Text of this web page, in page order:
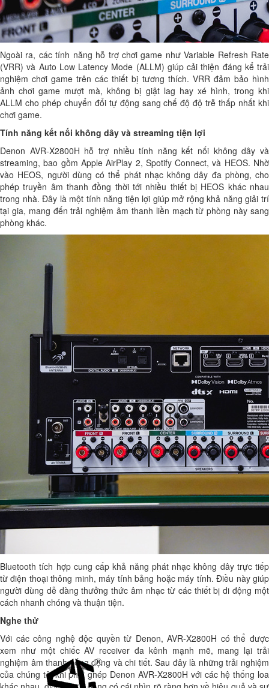
Ngoài ra, các tính năng hỗ trợ chơi game như Variable Refresh Rate
(VRR) và Auto Low Latency Mode (ALLM) giúp cải thiện đáng kể trải
nghiệm chơi game trên các thiết bị tương thích. VRR đảm bảo hình
ảnh chơi game mượt mà, không bị giật lag hay xé hình, trong khi
ALLM cho phép chuyển đổi tự động sang chế độ độ trễ thấp nhất khi
chơi game.
Tính năng kết nối không dây và streaming tiện lợi
Denon AVR-X2800H hỗ trợ nhiều tính năng kết nối không dây và
streaming, bao gồm Apple AirPlay 2, Spotify Connect, và HEOS. Nhờ
vào HEOS, người dùng có thể phát nhạc không dây đa phòng, cho
phép truyền âm thanh đồng thời tới nhiều thiết bị HEOS khác nhau
trong nhà. Đây là một tính năng tiện lợi giúp mở rộng khả năng giải trí
tại gia, mang đến trải nghiệm âm thanh liền mạch từ phòng này sang
phòng khác.
Bluetooth tích hợp cung cấp khả năng phát nhạc không dây trực tiếp
từ điện thoại thông minh, máy tính bảng hoặc máy tính. Điều này giúp
người dùng dễ dàng thưởng thức âm nhạc từ các thiết bị di động một
cách nhanh chóng và thuận tiện.
Nghe thử
Với các công nghệ độc quyền từ Denon, AVR-X2800H có thể được
xem như một chiếc AV receiver đa kênh mạnh mẽ, mang lại trải
nghiệm âm thanh sống động và chi tiết. Sau đây là những trải nghiệm
của chúng tôi khi phối ghép Denon AVR-X2800H với các hệ thống loa